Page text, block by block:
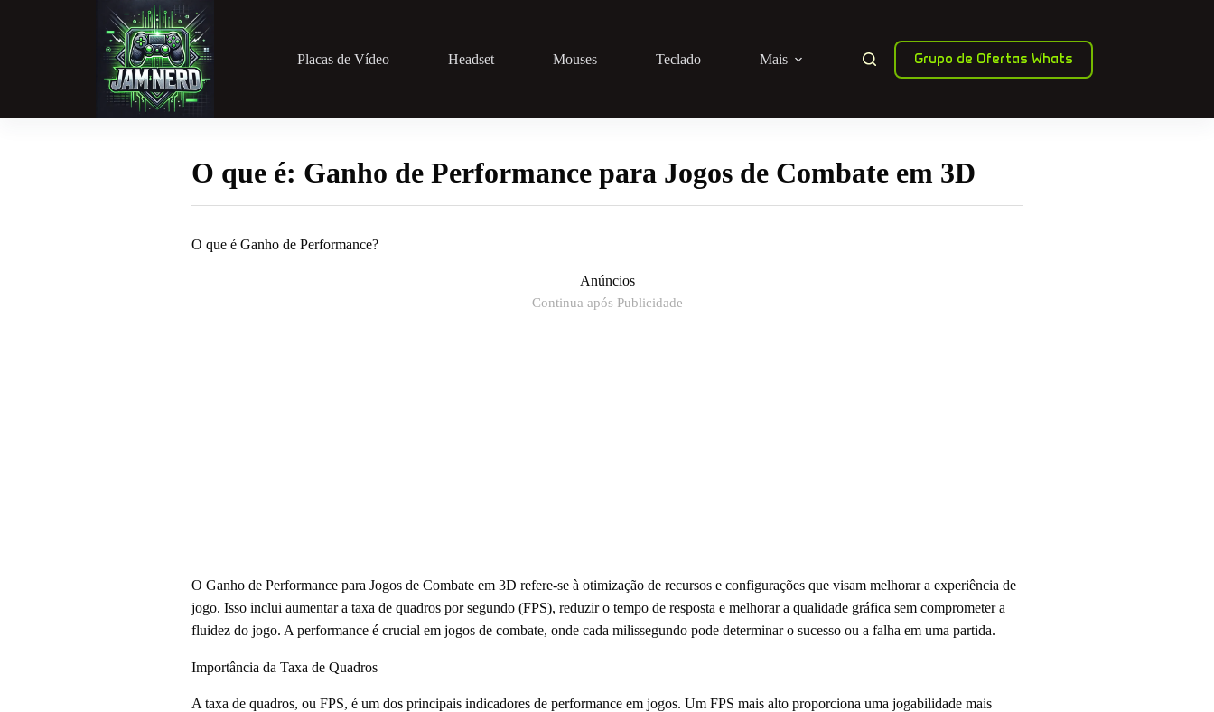
Placas de Vídeo Headset Mouses Teclado Mais Grupo de Ofertas Whats
O que é: Ganho de Performance para Jogos de Combate em 3D
O que é Ganho de Performance?
Anúncios
Continua após Publicidade
O Ganho de Performance para Jogos de Combate em 3D refere-se à otimização de recursos e configurações que visam melhorar a experiência de
jogo. Isso inclui aumentar a taxa de quadros por segundo (FPS), reduzir o tempo de resposta e melhorar a qualidade gráfica sem comprometer a
fluidez do jogo. A performance é crucial em jogos de combate, onde cada milissegundo pode determinar o sucesso ou a falha em uma partida.
Importância da Taxa de Quadros
A taxa de quadros, ou FPS, é um dos principais indicadores de performance em jogos. Um FPS mais alto proporciona uma jogabilidade mais